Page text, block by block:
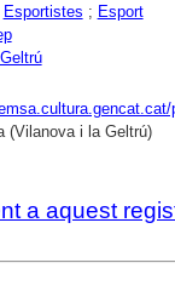
Esportistes ; Esport
(Vilanova i la Geltrú)
a aquest